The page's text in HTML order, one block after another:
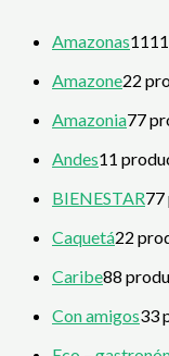
Amazonas11
Amazone22
Amazonia77
Andes11
BIENESTAR77
Caquetá22
Caribe88
Con amigos33